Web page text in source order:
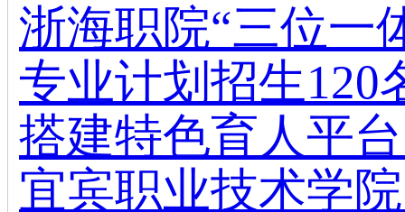
浙海职院“三位一
专业计划招生120
搭建特色育人平
宜宾职业技术学